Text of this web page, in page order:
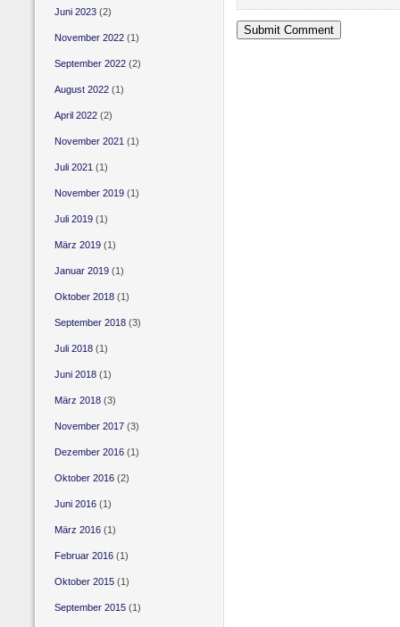
Juni 2023(2)
November 2022(1)
September 2022(2)
August 2022(1)
April 2022(2)
November 2021 (1)
Juli 2021 (1)
November 2019(1)
Juli 2019(1)
März 2019(1)
Januar 2019(1)
Oktober 2018(1)
September 2018(3)
Juli 2018(1)
Juni 2018(1)
März 2018(3)
November 2017(3)
Dezember 2016(1)
Oktober 2016(2)
Juni 2016(1)
März 2016(1)
Februar 2016(1)
Oktober 2015(1)
September 2015(1)